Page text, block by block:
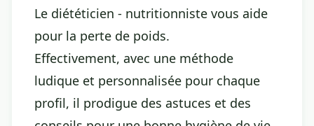
Le diététicien - nutritionniste vous aide
pour la perte de poids.
Effectivement, avec une méthode
ludique et personnalisée pour chaque
profil, il prodigue des astuces et des